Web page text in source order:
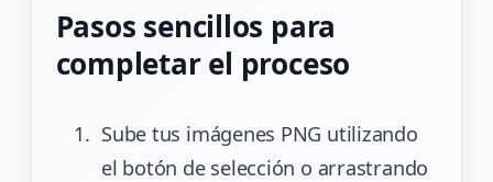
Pasos sencillos para
completar el proceso
Sube tus imágenes PNG utilizando
el botón de selección o arrastrando